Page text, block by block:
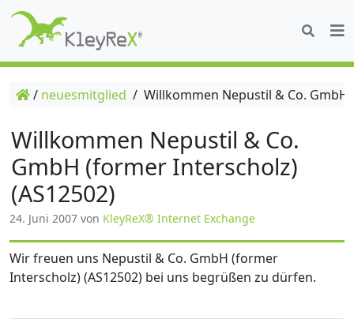
/ neuesmitglied / Willkommen Nepustil & Co.
Willkommen Nepustil & Co.
GmbH (former Interscholz)
(AS12502)
24. Juni 2007 von KleyReX® Internet Exchange
Wir freuen uns Nepustil & Co. GmbH (former
Interscholz) (AS12502) bei uns begrüßen zu dürfen.